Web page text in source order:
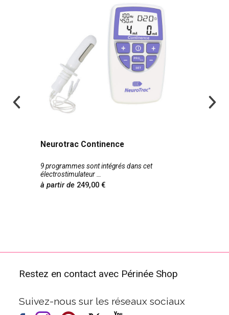
Neurotrac Continence
9 programmes sont intégrés dans cet
électrostimulateur
à partir de 249,00
Restez en contact avec Périnée Shop
Suivez-nous sur les réseaux sociaux